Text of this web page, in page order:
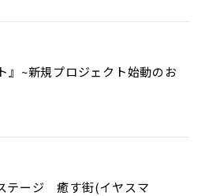
』~新規プロジェクト始動のお
テージ 癒す街(イヤスマ